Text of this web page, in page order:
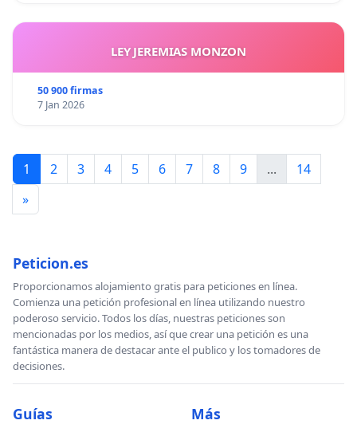
LEY JEREMIAS MONZON
50 900 firmas
7 Jan 2026
1 2 3 4 5 6 7 8 9 ...
14
»
Peticion.es
Proporcionamos alojamiento gratis para peticiones en línea.
Comienza una petición profesional en línea utilizando nuestro
poderoso servicio. Todos los días, nuestras peticiones son
mencionadas por los medios, así que crear una petición es una
fantástica manera de destacar ante el publico y los tomadores de
decisiones.
Guías Más